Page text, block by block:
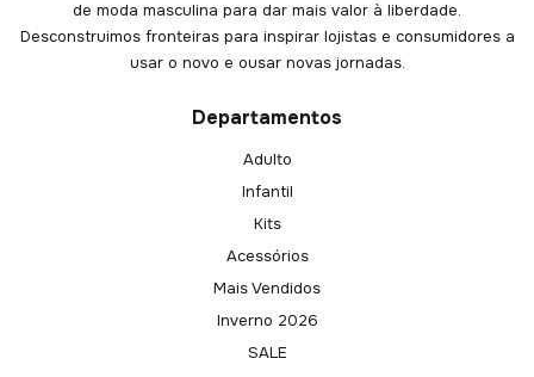
de moda masculina para dar mais valor à liberdade.
Desconstruimos fronteiras para inspirar lojistas e consumidores a
usar o novo e ousar novas jornadas.
Departamentos
Adulto
Infantil
Kits
Acessórios
Mais Vendidos
Inverno 2026
SALE